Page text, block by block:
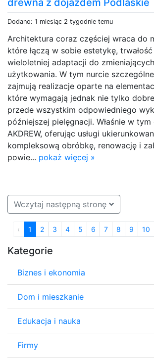
Dodano: 1 miesiąc 2 tygodnie temu
Architektura coraz częściej wraca do
które łączą w sobie estetykę,
wieloletniej adaptacji do
użytkowania. W tym nurcie
zajmują realizacje oparte na
które wymagają jednak nie tylko
przede wszystkim odpowiedniego
późniejszej pielęgnacji. Właśnie w tym
AKDREW, oferując usługi
kompleksową obróbkę, renowację i
powie... pokaż więcej »
Wczytaj następną stronę
‹ 1 2 3 4 5 6 7 8 9 10
Kategorie
Biznes i ekonomia
Dom i mieszkanie
Edukacja i nauka
Firmy